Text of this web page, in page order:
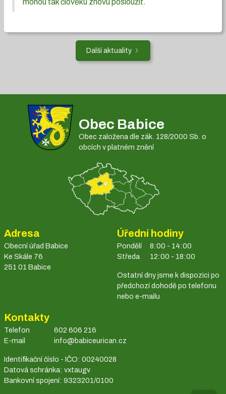
mohou tak člověku znovu posloužit.
Další aktuality
Obec Babice
Obec založena dle zák. 128/2000 Sb. o
obcích v platném znění
Adresa
Obecní úřad Babice
Ke Skále 76
251 01 Babice
Úřední hodiny
Pondělí
Středa
8:00 - 14:00
12:00 - 18:00
Ostatní dny jsme k dispozici po
předchozí dohodě po telefonu
nebo e-mailu
Kontakty
Telefon
E-mail
602 606 216
info@babiceurican.cz
Identifikační číslo - IČO: 00240028
Datová schránka: vxtaugv
Bankovní spojení: 9323201/0100